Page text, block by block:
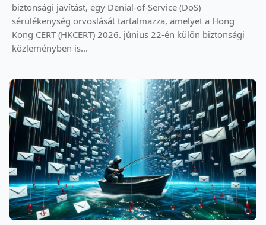
biztonsági javítást, egy Denial-of-Service (DoS)
sérülékenység orvoslását tartalmazza, amelyet a Hong
Kong CERT (HKCERT) 2026. június 22-én külön biztonsági
közleményben is...